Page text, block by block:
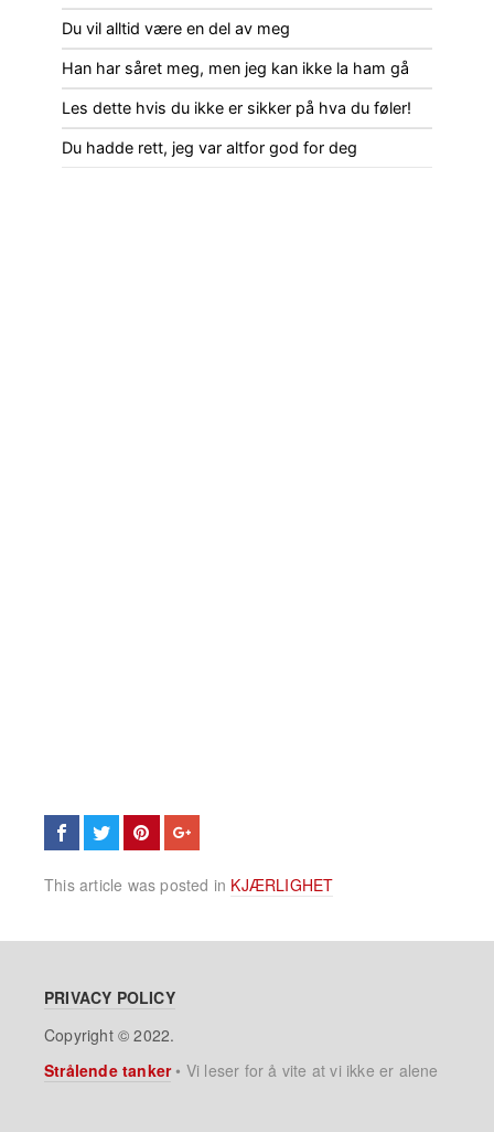
Du vil alltid være en del av meg
Han har såret meg, men jeg kan ikke la ham gå
Les dette hvis du ikke er sikker på hva du føler!
Du hadde rett, jeg var altfor god for deg
This article was posted in KJÆRLIGHET
PRIVACY POLICY
Copyright © 2022.
Strålende tanker• Vi leser for å vite at vi ikke er alene